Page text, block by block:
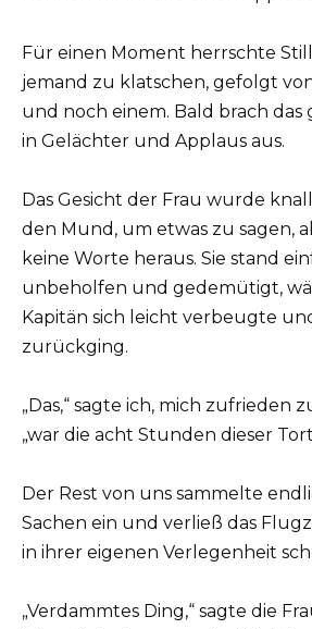
Für einen Moment herrschte
jemand zu klatschen, gefolgt
und noch einem. Bald brach das
in Gelächter und Applaus aus.
Das Gesicht der Frau wurde
den Mund, um etwas zu sagen,
keine Worte heraus. Sie stand
unbeholfen und gedemütigt,
Kapitän sich leicht verbeugte
zurückging.
„Das,“ sagte ich, mich zufrieden
„war die acht Stunden dieser
Der Rest von uns sammelte
Sachen ein und verließ das
in ihrer eigenen Verlegenheit
„Verdammtes Ding,“ sagte die